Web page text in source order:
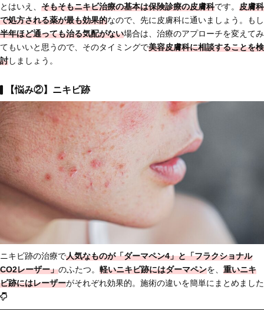
とはいえ、 そもそもニキビ治療の基本は保険診療の皮膚科です。 皮膚科
で処方される薬が最も効果的なので、先に皮膚科に通いましょう。もし
半年ほど通っても治る気配がない場合は、治療のアプローチを変えてみ
てもいいと思うので、そのタイミングで美容皮膚科に相談することを検
討しましょう。
【悩み②】ニキビ跡
ニキビ跡の治療で人気なものが「ダーマペン4」と「フラクショナル
CO2レーザー」のふたつ。 軽いニキビ跡にはダーマペンを、 重いニキ
ビ跡にはレーザーがそれぞれ効果的。施術の違いを簡単にまとめました